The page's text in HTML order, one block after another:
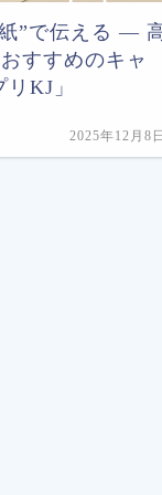
”で伝える ―
すすめのキャ
KJ」
2025年12月8